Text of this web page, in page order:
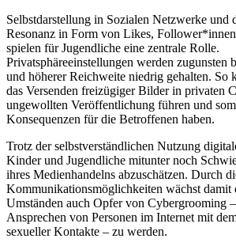
Selbstdarstellung in Sozialen Netzwerke und
Resonanz in Form von Likes,
spielen für Jugendliche eine zentrale Rolle.
Privatsphäreeinstellungen werden zugunsten
und höherer Reichweite niedrig gehalten. So
das Versenden freizügiger Bilder in privaten
ungewollten Veröffentlichung führen und
Konsequenzen für die Betroffenen haben.
Trotz der selbstverständlichen Nutzung
Kinder und Jugendliche mitunter noch
ihres Medienhandelns abzuschätzen. Durch
Kommunikationsmöglichkeiten wächst damit
Umständen auch Opfer von Cybergrooming
Ansprechen von Personen im Internet mit
sexueller Kontakte – zu werden.